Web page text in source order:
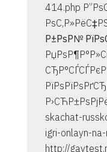
414.php
Р±РѕР№
skachat-
igri-onlayn-
http://